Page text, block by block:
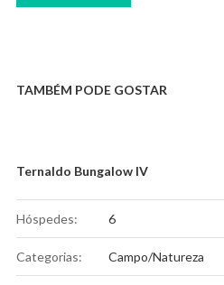
TAMBÉM PODE GOSTAR
Ternaldo Bungalow IV
Hóspedes: 6
Categorias: Campo/Natureza